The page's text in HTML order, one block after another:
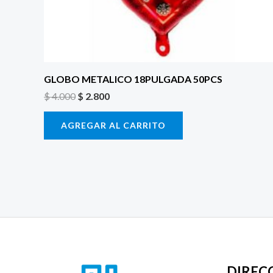
GLOBO METALICO 18PULGADA 50PCS
$4.000 $ 2.800
AGREGAR AL CARRITO